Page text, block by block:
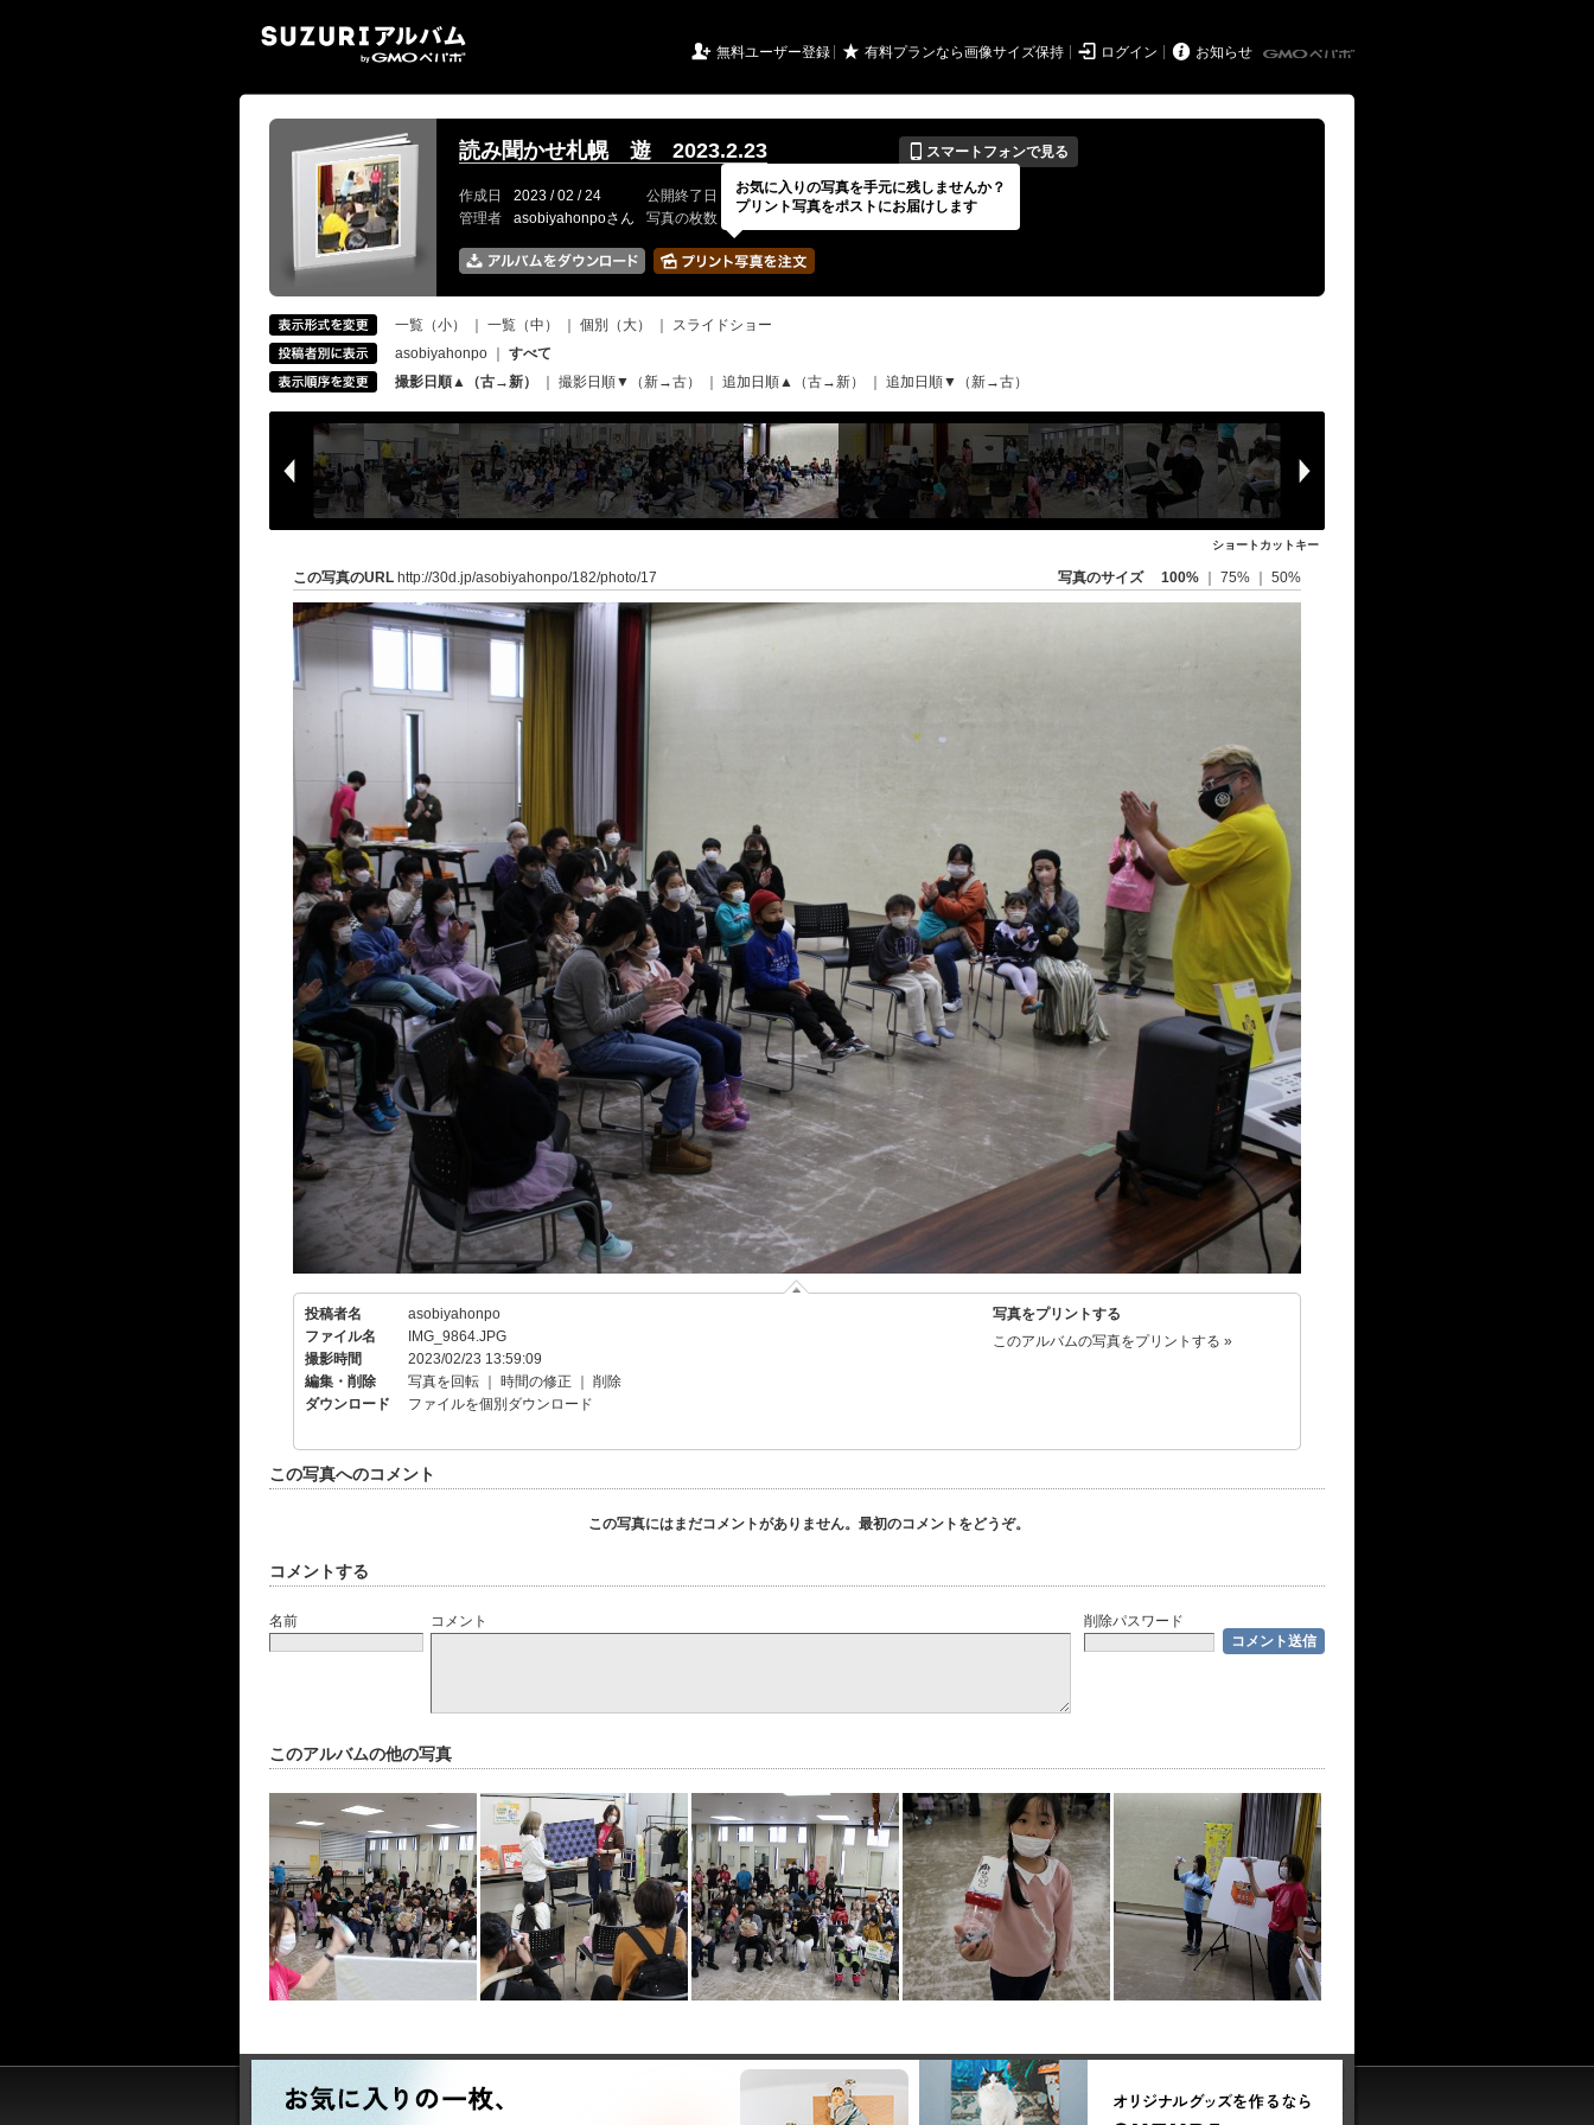
 無料ユーザー登録 ★ 有料プランなら画像サイズ保持  ログイン  お知らせ
読み聞かせ札幌 遊 2023.2.23 📱 スマートフォンで見る
作成日 2023 / 02 / 24 公開終了日 無期限 イベントの期間
---
管理者
asobiyahonpoさん 写真の枚数 92 / 2000枚
一覧（小） 一覧（中） 個別（大）
スライドショー
asobiyahonpo
すべて
撮影日順▲（古→新）
撮影日順▼（新→古） 追加日順▲（古→新） 追加日順▼（新→古）
ショートカットキー
この写真のURL http://30d.jp/asobiyahonpo/182/photo/17 写真のサイズ 100% 75% 50%
投稿者名
asobiyahonpo
ファイル名
IMG_9864.JPG
撮影時間
2023/02/23 13:59:09
編集・削除
写真を回転 時間の修正
削除
ダウンロード
ファイルを個別ダウンロード
写真をプリントする
このアルバムの写真をプリントする »
この写真へのコメント
この写真にはまだコメントがありません。最初のコメントをどうぞ。
コメントする
名前 コメント 削除パスワード
このアルバムの他の写真
お気に入りの写真を手元に残しませんか？
プリント写真をポストにお届けします